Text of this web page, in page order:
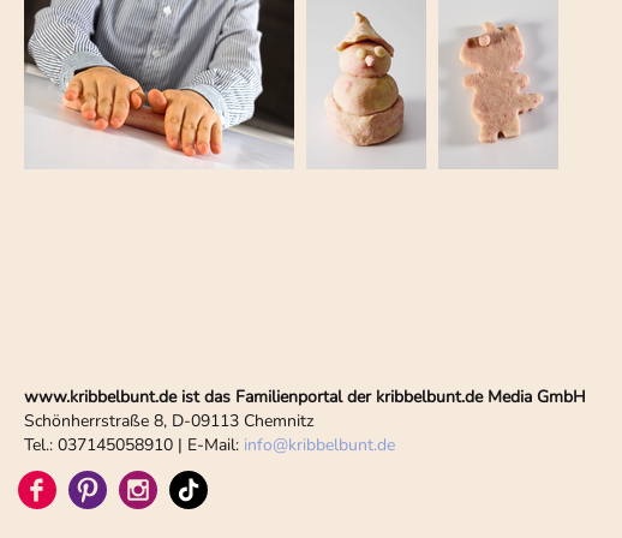
www.kribbelbunt.de ist das Familienportal der kribbelbunt.de Media GmbH
Schönherrstraße 8, D-09113 Chemnitz
Tel.: 037145058910 | E-Mail: info@kribbelbunt.de